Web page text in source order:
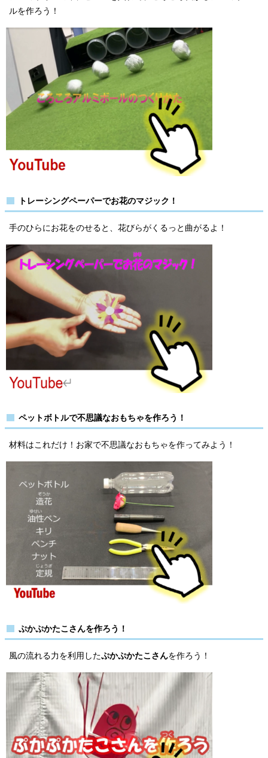
ルを作ろう！
トレーシングペーパーでお花のマジック！
手のひらにお花をのせると、花びらがくるっと曲がるよ！
ペットボトルで不思議なおもちゃを作ろう！
材料はこれだけ！お家で不思議なおもちゃを作ってみよう！
ぷかぷかたこさんを作ろう！
風の流れる力を利用したぷかぷかたこさんを作ろう！